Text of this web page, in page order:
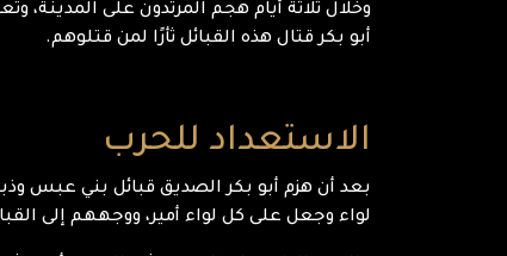
وخلال ثلاثة أيام هجم المرتدون على
أبو بكر قتال هذه القبائل ثأرًا لمن قتلوهم.
الاستعداد للحرب
لواء وجعل على كل لواء أمير، ووجههم إلى